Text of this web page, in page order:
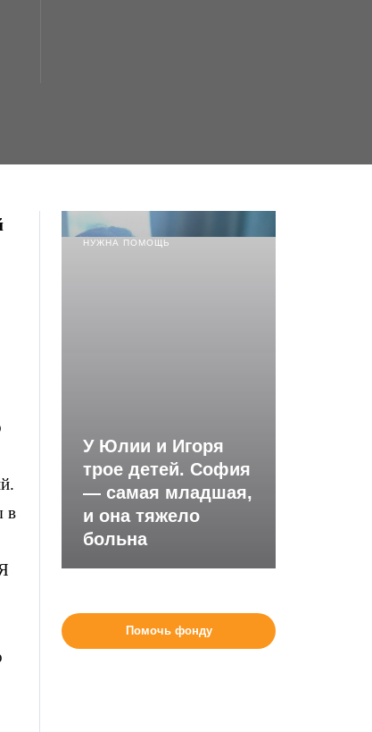
в
НУЖНА ПОМОЩЬ
У Юлии и Игоря
трое детей. София
— самая младшая,
и она тяжело
больна
Помочь фонду